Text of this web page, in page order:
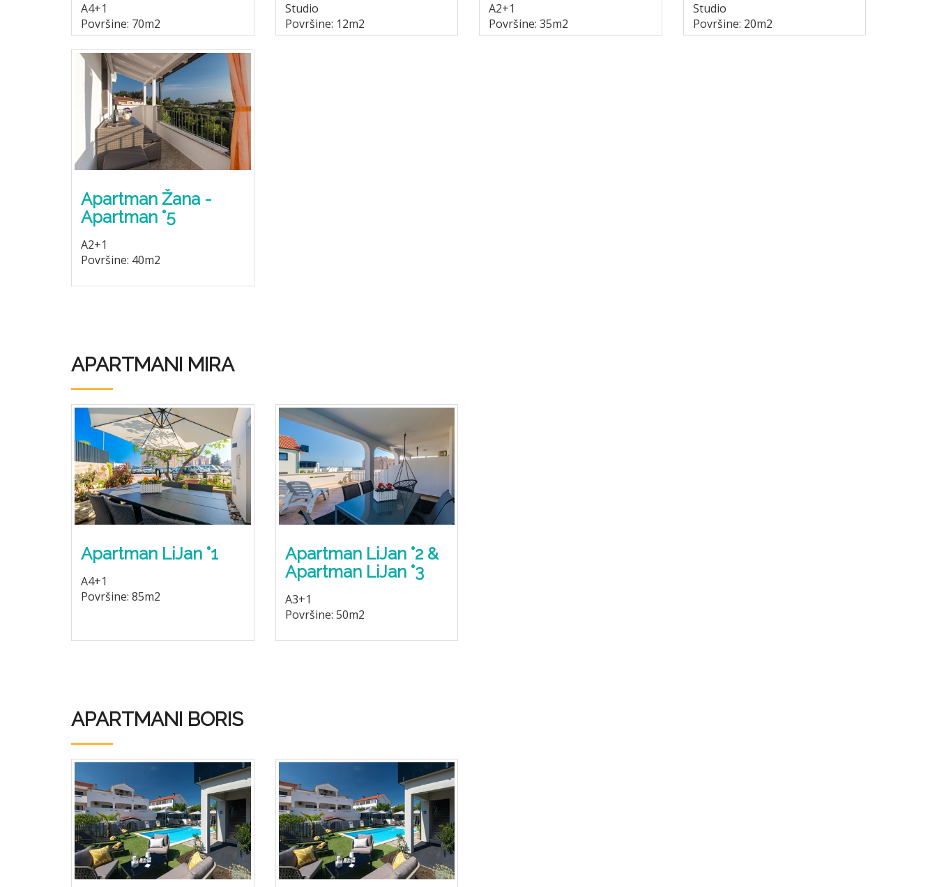
A4+1
Površine: 70m2
Studio
Površine: 12m2
A2+1
Površine: 35m2
Studio
Površine: 20m2
Apartman Žana -
Apartman °5
A2+1
Površine: 40m2
APARTMANI MIRA
Apartman LiJan °1
A4+1
Površine: 85m2
Apartman LiJan °2 &
Apartman LiJan °3
A3+1
Površine: 50m2
APARTMANI BORIS